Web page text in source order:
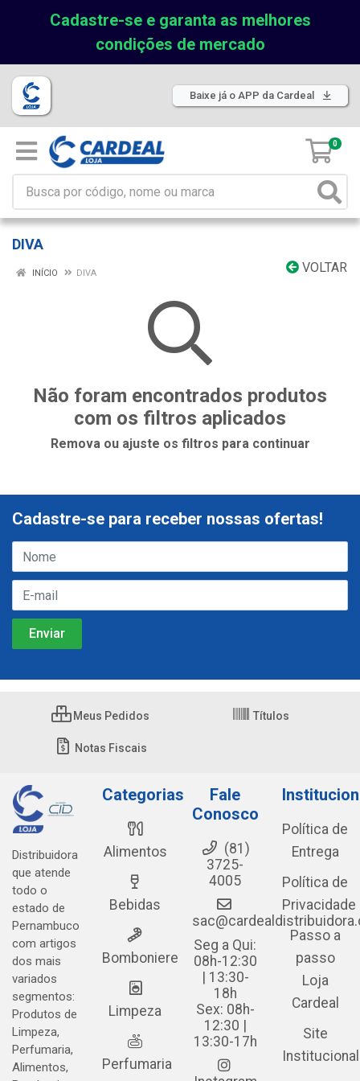
Cadastre-se e garanta as melhores
condições de mercado
Baixe já o APP da Cardeal
0
DIVA
VOLTAR
INÍCIO DIVA
Não foram encontrados produtos
com os filtros aplicados
Remova ou ajuste os filtros para continuar
Cadastre-se para receber nossas ofertas!
Meus Pedidos Títulos
Notas Fiscais
Distribuidora
que atende
todo o
estado de
Pernambuco
com artigos
dos mais
variados
segmentos:
Produtos de
Limpeza,
Perfumaria,
Alimentos,
Categorias
Alimentos
Bebidas
Bomboniere
Limpeza
Perfumaria
Fale
Conosco
(81)
3725-
4005
Seg a Qui:
08h-12:30
| 13:30-
18h
Sex: 08h-
12:30 |
13:30-17h
Política de
Entrega
Política de
Privacidade
Passo a
passo
Loja
Cardeal
Site
Institucional